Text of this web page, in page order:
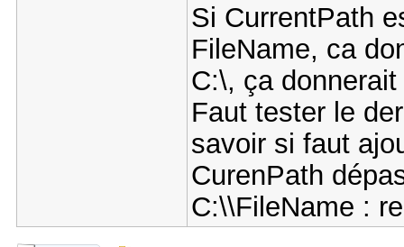
Si CurrentPath
FileName, ca
C:\, ça
Faut tester le
savoir si faut
CurenPath
C:\\FileName :